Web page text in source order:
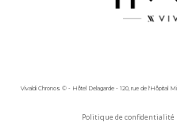
Vivaldi Chronos © - Hôtel Delagarde - 120, rue de l'Hôpital
Politique de confidentialité